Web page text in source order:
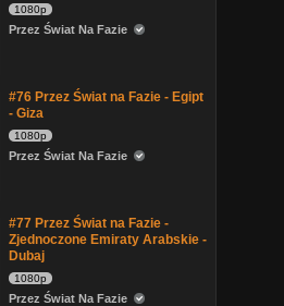
1080p
Przez Świat Na Fazie
#76 Przez Świat na Fazie - Egipt
- Giza
1080p
Przez Świat Na Fazie
#77 Przez Świat na Fazie -
Zjednoczone Emiraty Arabskie -
Dubaj
1080p
Przez Świat Na Fazie